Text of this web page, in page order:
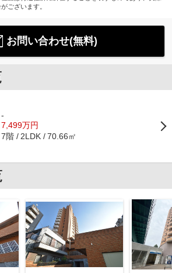
ございます。
お問い合わせ(無料)
-
7,499万円
7階 2LDK 70.66㎡